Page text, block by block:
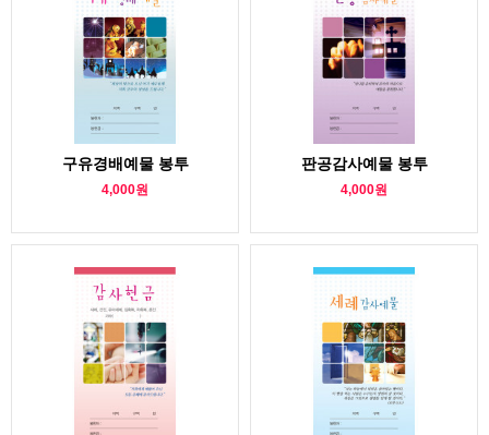
구유경배예물 봉투
4,000원
판공감사예물 봉투
4,000원